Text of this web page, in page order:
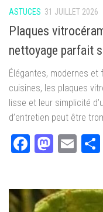
ASTUCES 31 JUILLET 2026
Plaques
nettoyage parfait
Élégantes, modernes
cuisines, les plaques
lisse et leur simplicité
d’entretien peut être
Facebook